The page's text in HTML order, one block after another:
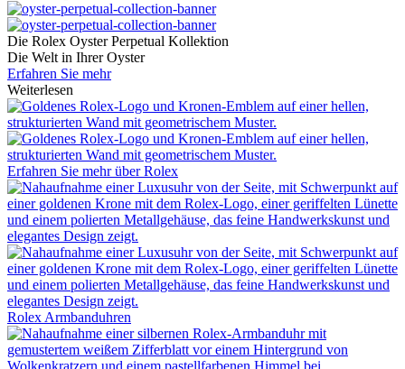
Die Rolex Oyster Perpetual Kollektion
Die Welt in Ihrer Oyster
Erfahren Sie mehr
Weiterlesen
Erfahren Sie mehr überRolex
Rolex Armbanduhren